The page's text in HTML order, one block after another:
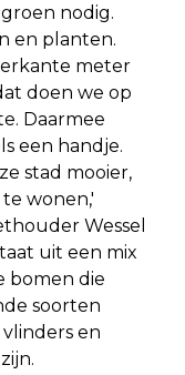
nodig.
en planten.
meter
doen we op
Daarmee
een handje.
stad mooier,
wonen,'
Wessel
uit een mix
bomen die
soorten
en